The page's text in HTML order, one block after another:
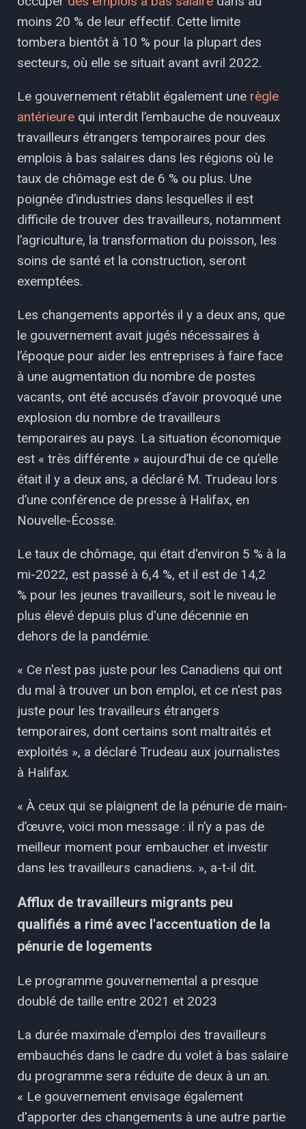
moins 20 % de leur effectif. Cette limite
tombera bientôt à 10 % pour la plupart des
secteurs, où elle se situait avant avril 2022.
Le gouvernement rétablit également une règle
antérieure qui interdit l’embauche de nouveaux
travailleurs étrangers temporaires pour des
emplois à bas salaires dans les régions où le
taux de chômage est de 6 % ou plus. Une
poignée d’industries dans lesquelles il est
difficile de trouver des travailleurs, notamment
l’agriculture, la transformation du poisson, les
soins de santé et la construction, seront
exemptées.
Les changements apportés il y a deux ans, que
le gouvernement avait jugés nécessaires à
l’époque pour aider les entreprises à faire face
à une augmentation du nombre de postes
vacants, ont été accusés d’avoir provoqué une
explosion du nombre de travailleurs
temporaires au pays. La situation économique
est « très différente » aujourd’hui de ce qu’elle
était il y a deux ans, a déclaré M. Trudeau lors
d’une conférence de presse à Halifax, en
Nouvelle-Écosse.
Le taux de chômage, qui était d'environ 5 % à la
mi-2022, est passé à 6,4 %, et il est de 14,2
% pour les jeunes travailleurs, soit le niveau le
plus élevé depuis plus d'une décennie en
dehors de la pandémie.
« Ce n'est pas juste pour les Canadiens qui ont
du mal à trouver un bon emploi, et ce n'est pas
juste pour les travailleurs étrangers
temporaires, dont certains sont maltraités et
exploités », a déclaré Trudeau aux journalistes
à Halifax.
« À ceux qui se plaignent de la pénurie de main-
d’œuvre, voici mon message : il n’y a pas de
meilleur moment pour embaucher et investir
dans les travailleurs canadiens. », a-t-il dit.
Afflux de travailleurs migrants peu
qualifiés a rimé avec l'accentuation de la
pénurie de logements
Le programme gouvernemental a presque
doublé de taille entre 2021 et 2023
La durée maximale d'emploi des travailleurs
embauchés dans le cadre du volet à bas salaire
du programme sera réduite de deux à un an.
« Le gouvernement envisage également
d'apporter des changements à une autre partie